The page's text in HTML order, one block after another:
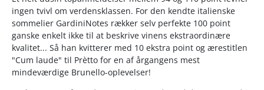
ingen tvivl om verdensklassen. For den kendte italienske
sommelier GardiniNotes rækker selv perfekte 100 point
ganske enkelt ikke til at beskrive vinens ekstraordinære
kvalitet... Så han kvitterer med 10 ekstra point og ærestitlen
"Cum laude" til Prètto for en af årgangens mest
mindeværdige Brunello-oplevelser!